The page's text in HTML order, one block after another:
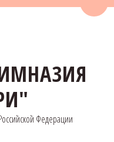
Федерации